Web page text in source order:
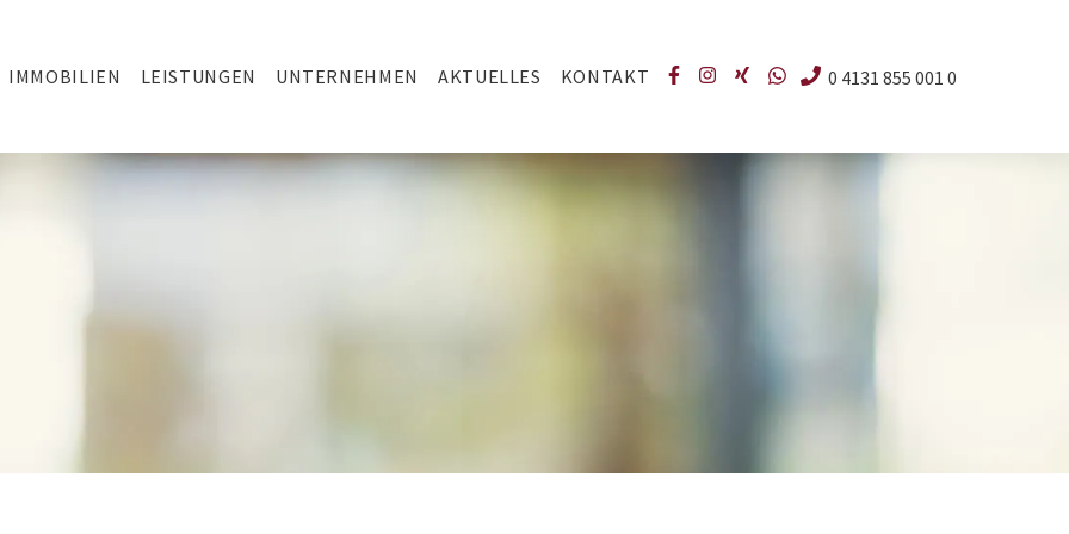
0 4131 855 001 0
IMMOBILIEN LEISTUNGEN UNTERNEHMEN AKTUELLES KONTAKT